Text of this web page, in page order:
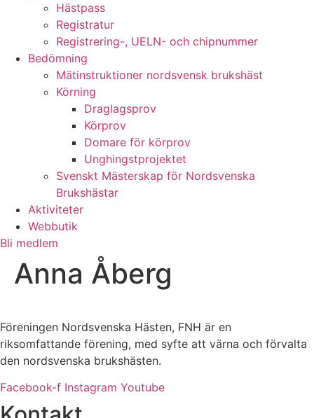
Hästpass
Registratur
Registrering-, UELN- och chipnummer
Bedömning
Mätinstruktioner nordsvensk brukshäst
Körning
Draglagsprov
Körprov
Domare för körprov
Unghingstprojektet
Svenskt Mästerskap för Nordsvenska
Brukshästar
Aktiviteter
Webbutik
Bli medlem
Anna Åberg
Föreningen Nordsvenska Hästen, FNH är en
riksomfattande förening, med syfte att värna och förvalta
den nordsvenska brukshästen.
Facebook-f Instagram Youtube